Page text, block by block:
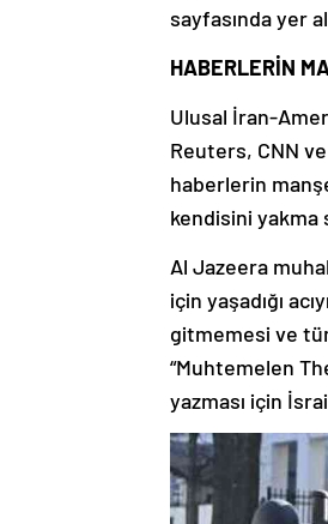
sayfasında yer
HABERLERİN
Ulusal İran-
Reuters, CNN
haberlerin
kendisini
Al Jazeera
için yaşadığı
gitmemesi ve
“Muhtemelen
yazması için